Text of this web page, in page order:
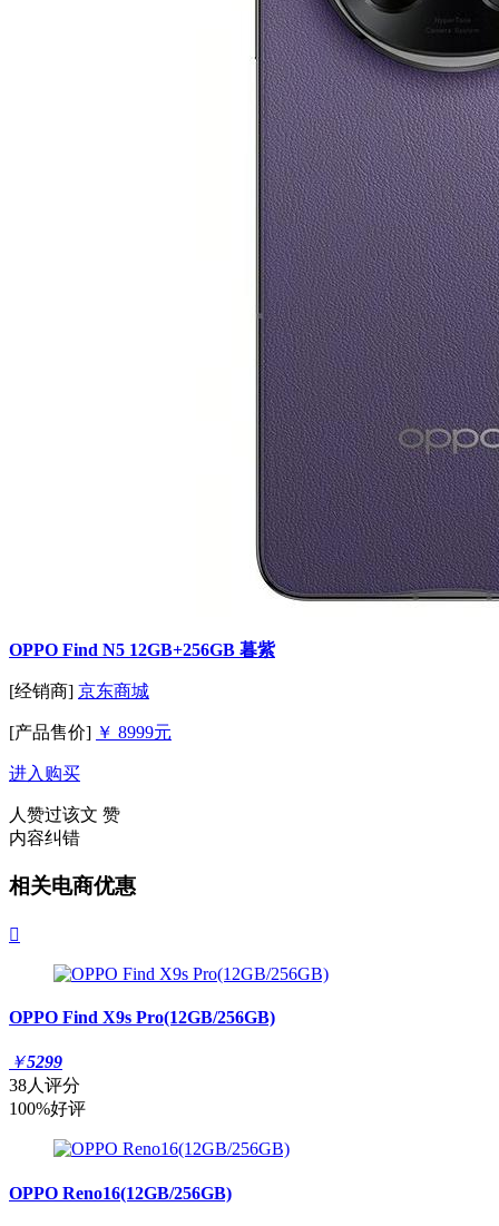
OPPO Find N5 12GB+256GB 暮紫
[经销商] 京东商城
[产品售价] ￥ 8999元
进入购买
人赞过该文 赞
内容纠错
相关电商优惠

OPPO Find X9s Pro(12GB/256GB)
￥5299
38人评分
100%好评
OPPO Reno16(12GB/256GB)